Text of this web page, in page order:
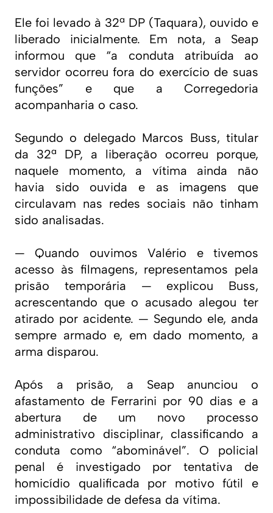
Ele foi levado à 32ª DP (Taquara), ouvido e
liberado inicialmente. Em nota, a Seap
informou que “a conduta atribuída ao
servidor ocorreu fora do exercício de suas
funções” e que a Corregedoria
acompanharia o caso.
Segundo o delegado Marcos Buss, titular
da 32ª DP, a liberação ocorreu porque,
naquele momento, a vítima ainda não
havia sido ouvida e as imagens que
circulavam nas redes sociais não tinham
sido analisadas.
— Quando ouvimos Valério e tivemos
acesso às filmagens, representamos pela
prisão temporária — explicou Buss,
acrescentando que o acusado alegou ter
atirado por acidente. — Segundo ele, anda
sempre armado e, em dado momento, a
arma disparou.
Após a prisão, a Seap anunciou o
afastamento de Ferrarini por 90 dias e a
abertura de um novo processo
administrativo disciplinar, classificando a
conduta como “abominável”. O policial
penal é investigado por tentativa de
homicídio qualificada por motivo fútil e
impossibilidade de defesa da vítima.